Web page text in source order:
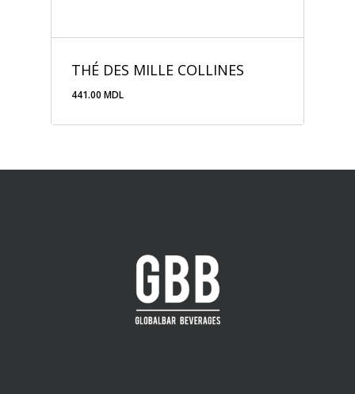
THÉ DES MILLE COLLINES
441.00 MDL